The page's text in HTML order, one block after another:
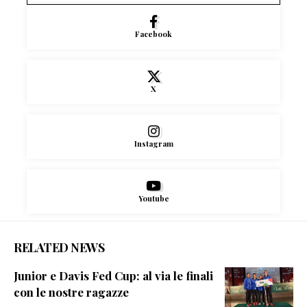
Facebook
X
Instagram
Youtube
RELATED NEWS
Junior e Davis Fed Cup: al via le finali
con le nostre ragazze